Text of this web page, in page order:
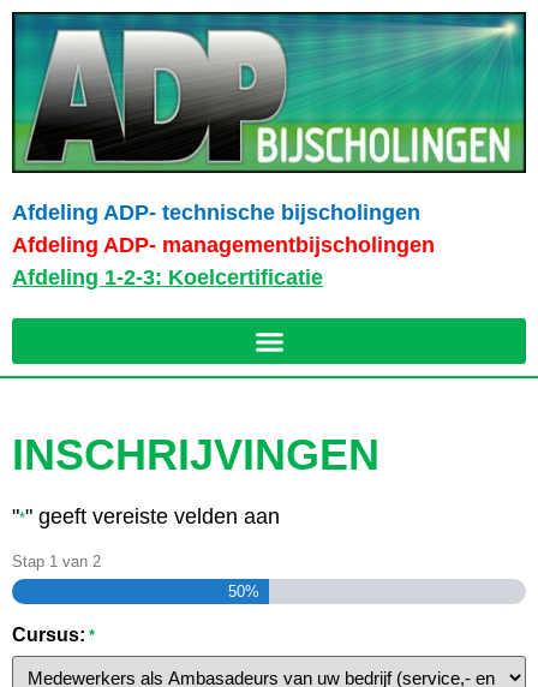
Afdeling ADP- technische bijscholingen
Afdeling ADP- managementbijscholingen
Afdeling 1-2-3: Koelcertificatie
INSCHRIJVINGEN
"*" geeft vereiste velden aan
Stap 1 van 2
50%
Cursus: *